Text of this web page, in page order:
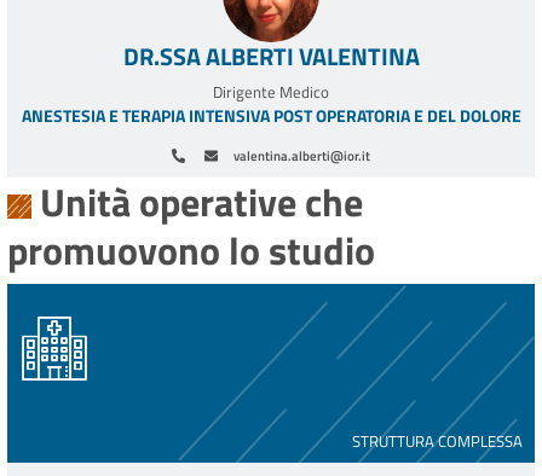
valentina.alberti@ior.it
DR.SSA ALBERTI VALENTINA
Dirigente Medico
ANESTESIA E TERAPIA INTENSIVA POST OPERATORIA E DEL DOLORE
Unità operative che
promuovono lo studio
STRUTTURA COMPLESSA